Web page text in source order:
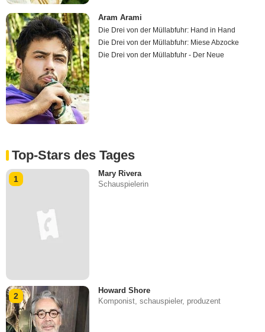
Aram Arami
Die Drei von der Müllabfuhr: Hand in Hand
Die Drei von der Müllabfuhr: Miese Abzocke
Die Drei von der Müllabfuhr - Der Neue
Top-Stars des Tages
1
Mary Rivera
Schauspielerin
2
Howard Shore
Komponist, schauspieler, produzent